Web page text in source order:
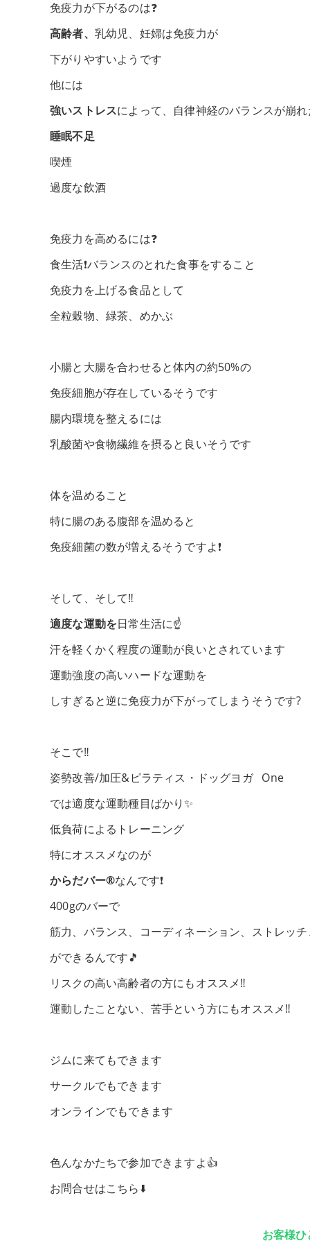
免疫力が下がるのは❓
高齢者、 乳幼児、妊婦は免疫力が
下がりやすいようです
他には
強いストレスによって、自律神経のバランスが崩
睡眠不足
喫煙
過度な飲酒
免疫力を高めるには❓
食生活❗️バランスのとれた食事をすること
免疫力を上げる食品として
全粒穀物、緑茶、めかぶ
小腸と大腸を合わせると体内の約50%の
免疫細胞が存在しているそうです
腸内環境を整えるには
乳酸菌や食物繊維を摂ると良いそうです
体を温めること
特に腸のある腹部を温めると
免疫細菌の数が増えるそうですよ❗️
そして、そして‼️
適度な運動を日常生活に☝️
汗を軽くかく程度の運動が良いとされています
運動強度の高いハードな運動を
しすぎると逆に免疫力が下がってしまうそうです?
そこで‼️
姿勢改善/加圧&ピラティス・ドッグヨガ One
では適度な運動種目ばかり✨
低負荷によるトレーニング
特にオススメなのが
からだバー®️なんです❗️
400gのバーで
筋力、バランス、コーディネーション、ストレッ
ができるんです🎵
リスクの高い高齢者の方にもオススメ‼️
運動したことない、苦手という方にもオススメ‼️
ジムに来てもできます
サークルでもできます
オンラインでもできます
色んなかたちで参加できますよ👍
お問合せはこちら⬇️
お客様